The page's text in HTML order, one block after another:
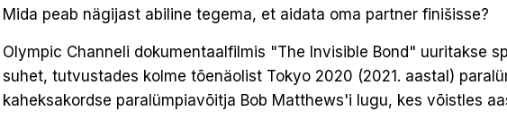
Mida peab nägijast abiline tegema, et aidata oma partner finišisse?
Olympic Channeli dokumentaalfilmis "The Invisible Bond" uuritakse
suhet, tutvustades kolme tõenäolist Tokyo 2020 (2021. aastal)
kaheksakordse paralümpiavõitja Bob Matthews'i lugu, kes võistles